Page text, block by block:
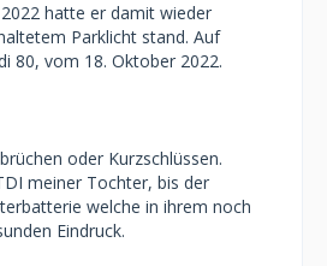
hatte er damit wieder
Parklicht stand. Auf
80, vom 18. Oktober 2022.
oder Kurzschlüssen.
meiner Tochter, bis der
welche in ihrem noch
Eindruck.